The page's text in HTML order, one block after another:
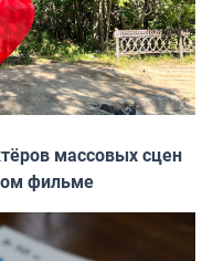
массовых сцен
фильме